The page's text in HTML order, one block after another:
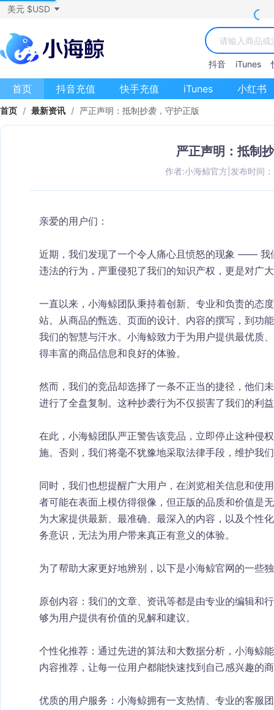
美元 $USD
抖音 iTunes
首页 抖音充值 快手充值 iTunes 小红书
首页 / 最新资讯 / 严正声明：抵制抄袭，守护正版
严正声明：抵制
作者:小海鲸官方| 发布时间
亲爱的用户们：
近期，我们发现了一个令人痛心且愤怒的现象 —— 我
违法的行为，严重侵犯了我们的知识产权，更是对广
一直以来，小海鲸团队秉持着创新、专业和负责的态
站。从商品的甄选、页面的设计、内容的撰写，到功
我们的智慧与汗水。小海鲸致力于为用户提供最优质
得丰富的商品信息和良好的体验。
然而，我们的竞品却选择了一条不正当的捷径，他们
进行了全盘复制。这种抄袭行为不仅损害了我们的利
在此，小海鲸团队严正警告该竞品，立即停止这种侵
施。否则，我们将毫不犹豫地采取法律手段，维护我
同时，我们也想提醒广大用户，在浏览相关信息和使
者可能在表面上模仿得很像，但正版的品质和价值是
为大家提供最新、最准确、最深入的内容，以及个性
务意识，无法为用户带来真正有意义的体验。
为了帮助大家更好地辨别，以下是小海鲸官网的一些
原创内容：我们的文章、资讯等都是由专业的编辑和
够为用户提供有价值的见解和建议。
个性化推荐：通过先进的算法和大数据分析，小海鲸
内容推荐，让每一位用户都能快速找到自己感兴趣的
优质的用户服务：小海鲸拥有一支热情、专业的客服